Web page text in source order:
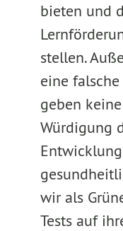
bieten und
stellen.
eine
geben
Würdigung
wir als
Tests auf